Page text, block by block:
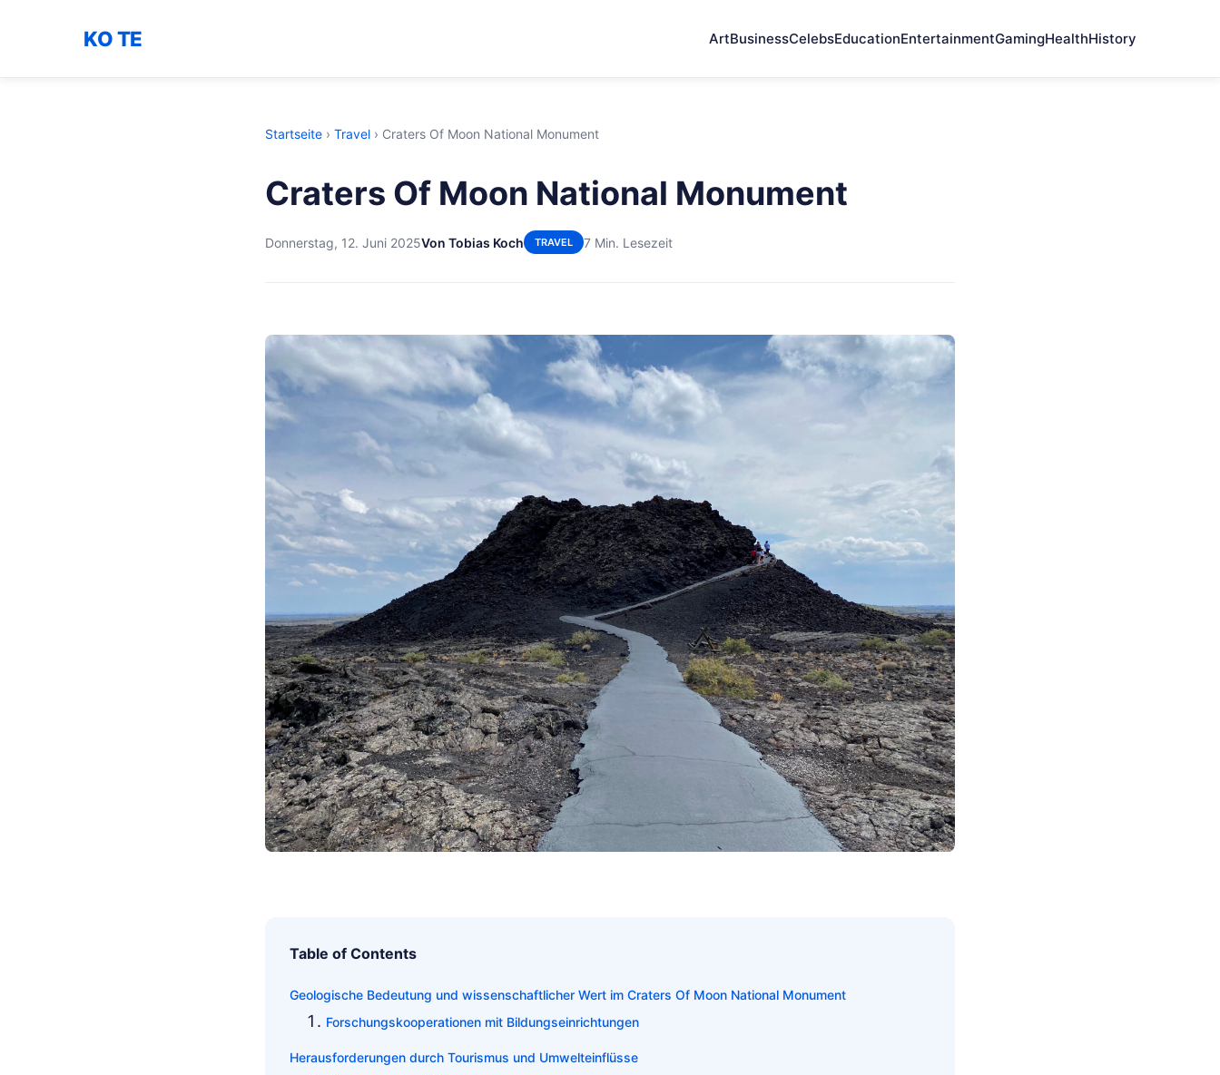
KO TE ArtBusinessCelebsEducationEntertainmentGamingHealthHistory
Startseite › Travel › Craters Of Moon National Monument
Craters Of Moon National Monument
Donnerstag, 12. Juni 2025Von Tobias Koch TRAVEL 7 Min. Lesezeit
Table of Contents
Geologische Bedeutung und wissenschaftlicher Wert im Craters Of Moon National Monument
Forschungskooperationen mit Bildungseinrichtungen
Herausforderungen durch Tourismus und Umwelteinflüsse